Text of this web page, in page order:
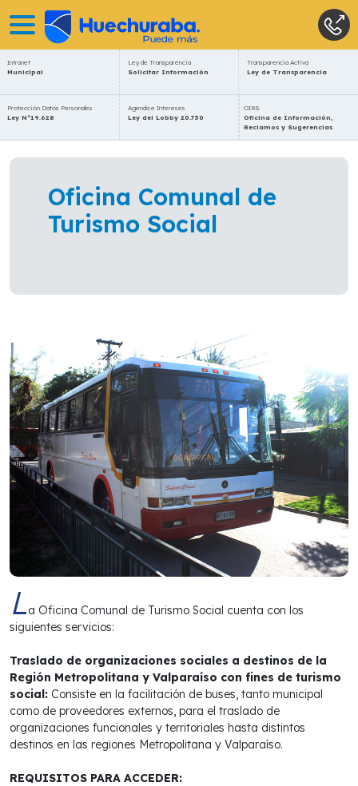
Intranet
Municipal
Ley de Transparencia
Solicitar Información
Transparencia Activa
Ley de Transparencia
Protección Datos Personales
Ley N°19.628
Agenda e Intereses
Ley del Lobby 20.730
OIRS
Oficina de Información,
Reclamos y Sugerencias
Oficina Comunal de
Turismo Social
La Oficina Comunal de Turismo Social cuenta con los
siguientes servicios:
Traslado de organizaciones sociales a destinos de la
Región Metropolitana y Valparaíso con fines de turismo
social: Consiste en la facilitación de buses, tanto municipal
como de proveedores externos, para el traslado de
organizaciones funcionales y territoriales hasta distintos
destinos en las regiones Metropolitana y Valparaíso.
REQUISITOS PARA ACCEDER: